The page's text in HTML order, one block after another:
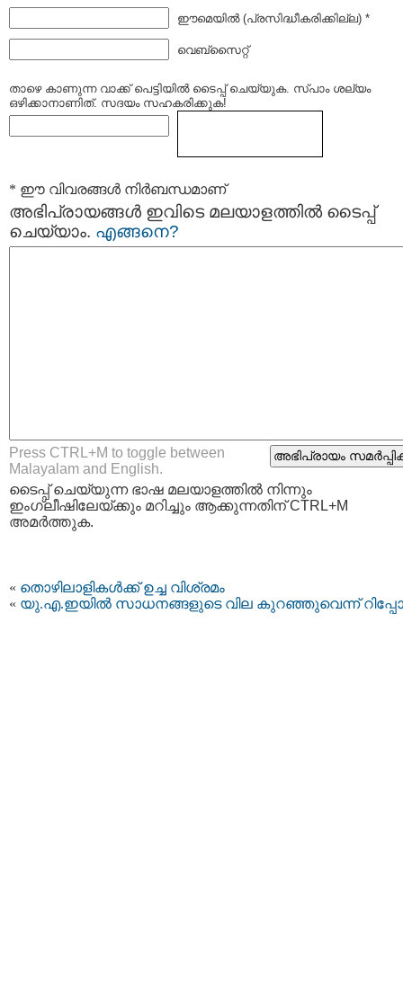
ഈമെയില്‍ (പ്രസിദ്ധീകരിക്കില്ല) *
വെബ്സൈറ്റ്
താഴെ കാണുന്ന വാക്ക് പെട്ടിയില്‍ ടൈപ്പ്‌ ചെയ്യുക. സ്പാം ശല്യം
ഒഴിക്കാനാണിത്. സദയം സഹകരിക്കുക!
* ഈ വിവരങ്ങള്‍ നിര്‍ബന്ധമാണ്
അഭിപ്രായങ്ങള്‍ ഇവിടെ മലയാളത്തില്‍ ടൈപ്പ്
ചെയ്യാം. എങ്ങനെ?
Press CTRL+M to toggle between
Malayalam and English.
ടൈപ്പ്‌ ചെയ്യുന്ന ഭാഷ മലയാളത്തില്‍ നിന്നും
ഇംഗ്ലീഷിലേയ്ക്കും മറിച്ചും ആക്കുന്നതിന് CTRL+M
അമര്‍ത്തുക.
« തൊഴിലാളികള്‍ക്ക് ഉച്ച വിശ്രമം
« യു.എ.ഇയില്‍ സാധനങ്ങളുടെ വില കുറഞ്ഞുവെന്ന്